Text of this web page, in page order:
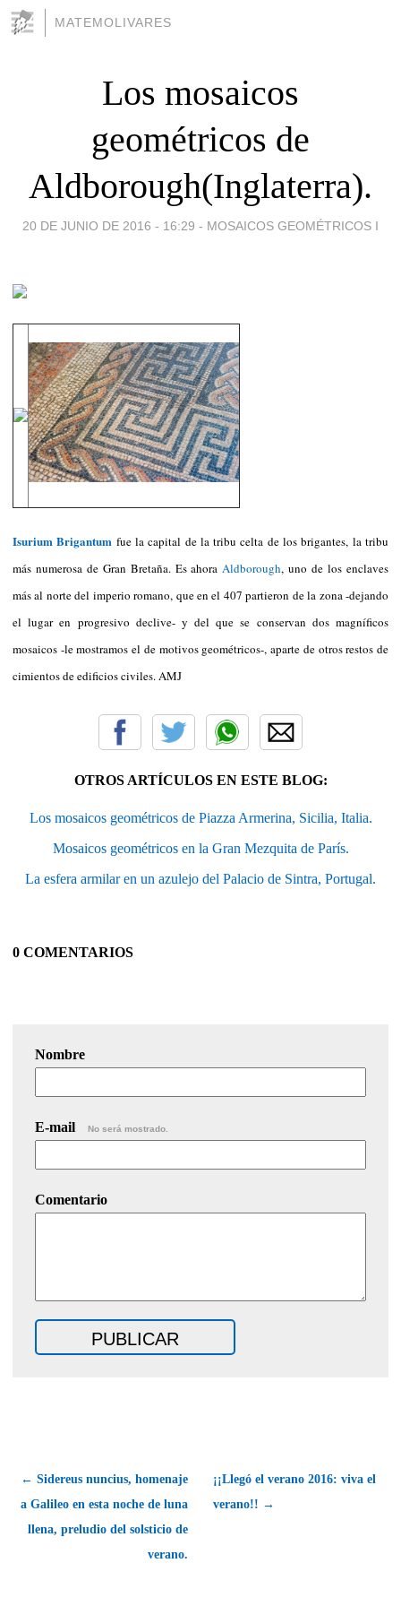
MATEMOLIVARES
Los mosaicos
geométricos de
Aldborough(Inglaterra).
20 DE JUNIO DE 2016 - 16:29 - MOSAICOS GEOMÉTRICOS I
Isurium Brigantum fue la capital de la tribu celta de los brigantes, la tribu
más numerosa de Gran Bretaña. Es ahoraAldborough, uno de los enclaves
más al norte del imperio romano, que en el 407 partieron de la zona -dejando
el lugar en progresivo declive- y del que se conservan dos magníficos
mosaicos -le mostramos el de motivos geométricos-, aparte de otros restos de
cimientos de edificios civiles. AMJ
OTROS ARTÍCULOS EN ESTE BLOG:
Los mosaicos geométricos de Piazza Armerina, Sicilia, Italia.
Mosaicos geométricos en la Gran Mezquita de París.
La esfera armilar en un azulejo del Palacio de Sintra, Portugal.
0 COMENTARIOS
Nombre
E-mail No será mostrado.
Comentario
← Sidereus nuncius, homenaje
a Galileo en esta noche de luna
llena, preludio del solsticio de
verano.
¡¡Llegó el verano 2016: viva el
verano!! →